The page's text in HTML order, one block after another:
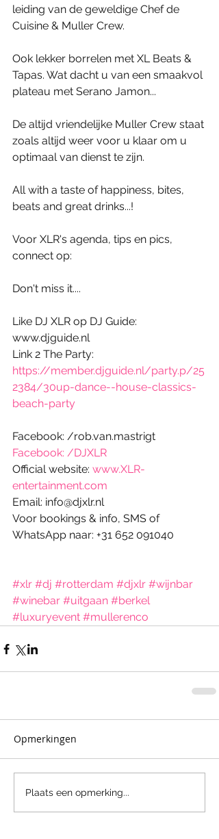
leiding van de geweldige Chef de
Cuisine & Muller Crew.
Ook lekker borrelen met XL Beats &
Tapas. Wat dacht u van een smaakvol
plateau met Serano Jamon...
De altijd vriendelijke Muller Crew staat
zoals altijd weer voor u klaar om u
optimaal van dienst te zijn.
All with a taste of happiness, bites,
beats and great drinks...!
Voor XLR's agenda, tips en pics,
connect op:
Don't miss it....
Like DJ XLR op DJ Guide:
www.djguide.nl
Link 2 The Party:
https://member.djguide.nl/party.p/25
2384/30up-dance--house-classics-
beach-party
Facebook: /rob.van.mastrigt
Facebook: /DJXLR
Official website: www.XLR-
entertainment.com
Email: info@djxlr.nl
Voor bookings & info, SMS of
WhatsApp naar: +31 652 091040
#xlr #dj #rotterdam #djxlr #wijnbar
#winebar #uitgaan #berkel
#luxuryevent #mullerenco
Opmerkingen
Plaats een opmerking...